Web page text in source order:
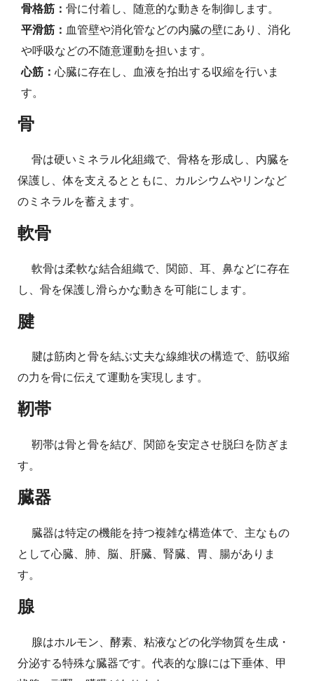
骨格筋： 骨に付着し、随意的な動きを制御します。
平滑筋： 血管壁や消化管などの内臓の壁にあり、消化
や呼吸などの不随意運動を担います。
心筋： 心臓に存在し、血液を拍出する収縮を行いま
す。
骨
骨は硬いミネラル化組織で、骨格を形成し、内臓を
保護し、体を支えるとともに、カルシウムやリンなど
のミネラルを蓄えます。
軟骨
軟骨は柔軟な結合組織で、関節、耳、鼻などに存在
し、骨を保護し滑らかな動きを可能にします。
腱
腱は筋肉と骨を結ぶ丈夫な線維状の構造で、筋収縮
の力を骨に伝えて運動を実現します。
靭帯
靭帯は骨と骨を結び、関節を安定させ脱臼を防ぎま
す。
臓器
臓器は特定の機能を持つ複雑な構造体で、主なもの
として心臓、肺、脳、肝臓、腎臓、胃、腸がありま
す。
腺
腺はホルモン、酵素、粘液などの化学物質を生成・
分泌する特殊な臓器です。代表的な腺には下垂体、甲